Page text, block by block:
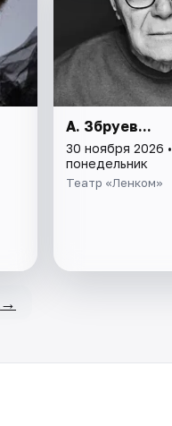
А. Збруев...
30 ноября 2026 •
понедельник
Театр «Ленком»
→